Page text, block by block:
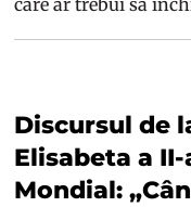
care ar trebui să
Discursul de
Elisabeta a
Mondial: